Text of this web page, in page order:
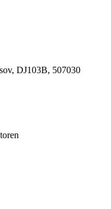
DJ103B, 507030